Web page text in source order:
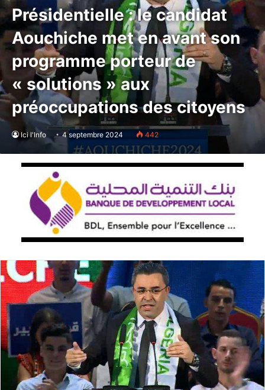
Présidentielle : le candidat
Aouchiche met en avant son
programme porteur de
« solutions » aux
préoccupations des citoyens
Ici l'Info 4 septembre 2024 442